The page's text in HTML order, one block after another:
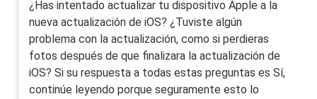
¿Has intentado actualizar tu dispositivo Apple a la
nueva actualización de iOS? ¿Tuviste algún
problema con la actualización, como si perdieras
fotos después de que finalizara la actualización de
iOS? Si su respuesta a todas estas preguntas es Sí,
continúe leyendo porque seguramente esto lo